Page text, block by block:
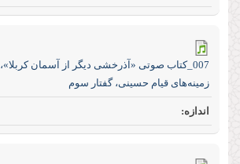
007_کتاب صوتی «آذرخشی‌ دیگر‌ از‌ آسمان‌
زمینه‌های قیام حسینی، گفتار سوم